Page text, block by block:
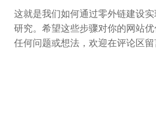
这就是我们如何通过零外链建设
研究。希望这些步骤对你的网站
任何问题或想法，欢迎在评论区留